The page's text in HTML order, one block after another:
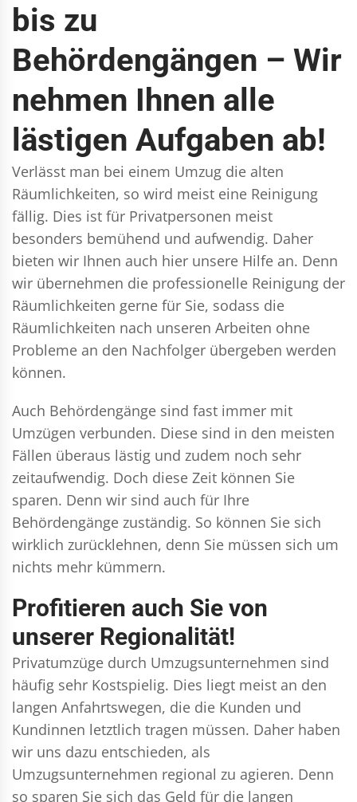
bis zu
Behördengängen – Wir
nehmen Ihnen alle
lästigen Aufgaben ab!
Verlässt man bei einem Umzug die alten
Räumlichkeiten, so wird meist eine Reinigung
fällig. Dies ist für Privatpersonen meist
besonders bemühend und aufwendig. Daher
bieten wir Ihnen auch hier unsere Hilfe an. Denn
wir übernehmen die professionelle Reinigung der
Räumlichkeiten gerne für Sie, sodass die
Räumlichkeiten nach unseren Arbeiten ohne
Probleme an den Nachfolger übergeben werden
können.
Auch Behördengänge sind fast immer mit
Umzügen verbunden. Diese sind in den meisten
Fällen überaus lästig und zudem noch sehr
zeitaufwendig. Doch diese Zeit können Sie
sparen. Denn wir sind auch für Ihre
Behördengänge zuständig. So können Sie sich
wirklich zurücklehnen, denn Sie müssen sich um
nichts mehr kümmern.
Profitieren auch Sie von
unserer Regionalität!
Privatumzüge durch Umzugsunternehmen sind
häufig sehr Kostspielig. Dies liegt meist an den
langen Anfahrtswegen, die die Kunden und
Kundinnen letztlich tragen müssen. Daher haben
wir uns dazu entschieden, als
Umzugsunternehmen regional zu agieren. Denn
so sparen Sie sich das Geld für die langen